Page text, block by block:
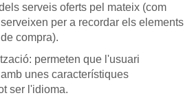
serveis oferts pel mateix (com
per a recordar els elements
compra).
permeten que l'usuari
unes característiques
ser l'idioma.